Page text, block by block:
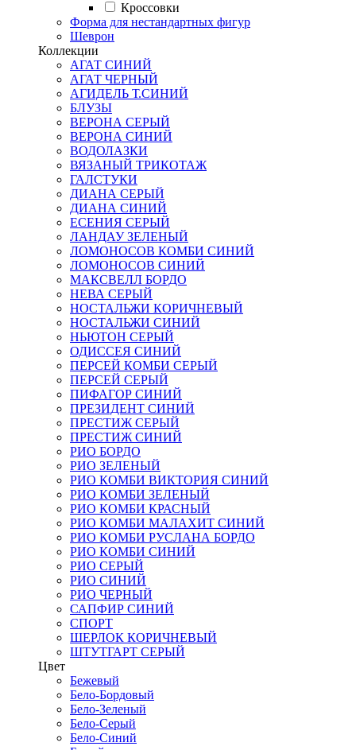
Кроссовки
Форма для нестандартных фигур
Шеврон
Коллекции
АГАТ СИНИЙ
АГАТ ЧЕРНЫЙ
АГИДЕЛЬ Т.СИНИЙ
БЛУЗЫ
ВЕРОНА СЕРЫЙ
ВЕРОНА СИНИЙ
ВОДОЛАЗКИ
ВЯЗАНЫЙ ТРИКОТАЖ
ГАЛСТУКИ
ДИАНА СЕРЫЙ
ДИАНА СИНИЙ
ЕСЕНИЯ СЕРЫЙ
ЛАНДАУ ЗЕЛЕНЫЙ
ЛОМОНОСОВ КОМБИ СИНИЙ
ЛОМОНОСОВ СИНИЙ
МАКСВЕЛЛ БОРДО
НЕВА СЕРЫЙ
НОСТАЛЬЖИ КОРИЧНЕВЫЙ
НОСТАЛЬЖИ СИНИЙ
НЬЮТОН СЕРЫЙ
ОДИССЕЯ СИНИЙ
ПЕРСЕЙ КОМБИ СЕРЫЙ
ПЕРСЕЙ СЕРЫЙ
ПИФАГОР СИНИЙ
ПРЕЗИДЕНТ СИНИЙ
ПРЕСТИЖ СЕРЫЙ
ПРЕСТИЖ СИНИЙ
РИО БОРДО
РИО ЗЕЛЕНЫЙ
РИО КОМБИ ВИКТОРИЯ СИНИЙ
РИО КОМБИ ЗЕЛЕНЫЙ
РИО КОМБИ КРАСНЫЙ
РИО КОМБИ МАЛАХИТ СИНИЙ
РИО КОМБИ РУСЛАНА БОРДО
РИО КОМБИ СИНИЙ
РИО СЕРЫЙ
РИО СИНИЙ
РИО ЧЕРНЫЙ
САПФИР СИНИЙ
СПОРТ
ШЕРЛОК КОРИЧНЕВЫЙ
ШТУТГАРТ СЕРЫЙ
Цвет
Бежевый
Бело-Бордовый
Бело-Зеленый
Бело-Серый
Бело-Синий